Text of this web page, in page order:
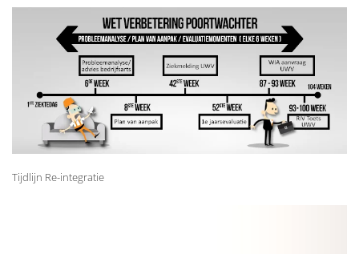
Tijdlijn Re-integratie